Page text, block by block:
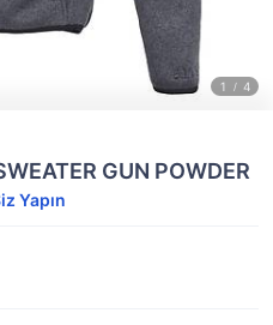
GUN POWDER
Yapın